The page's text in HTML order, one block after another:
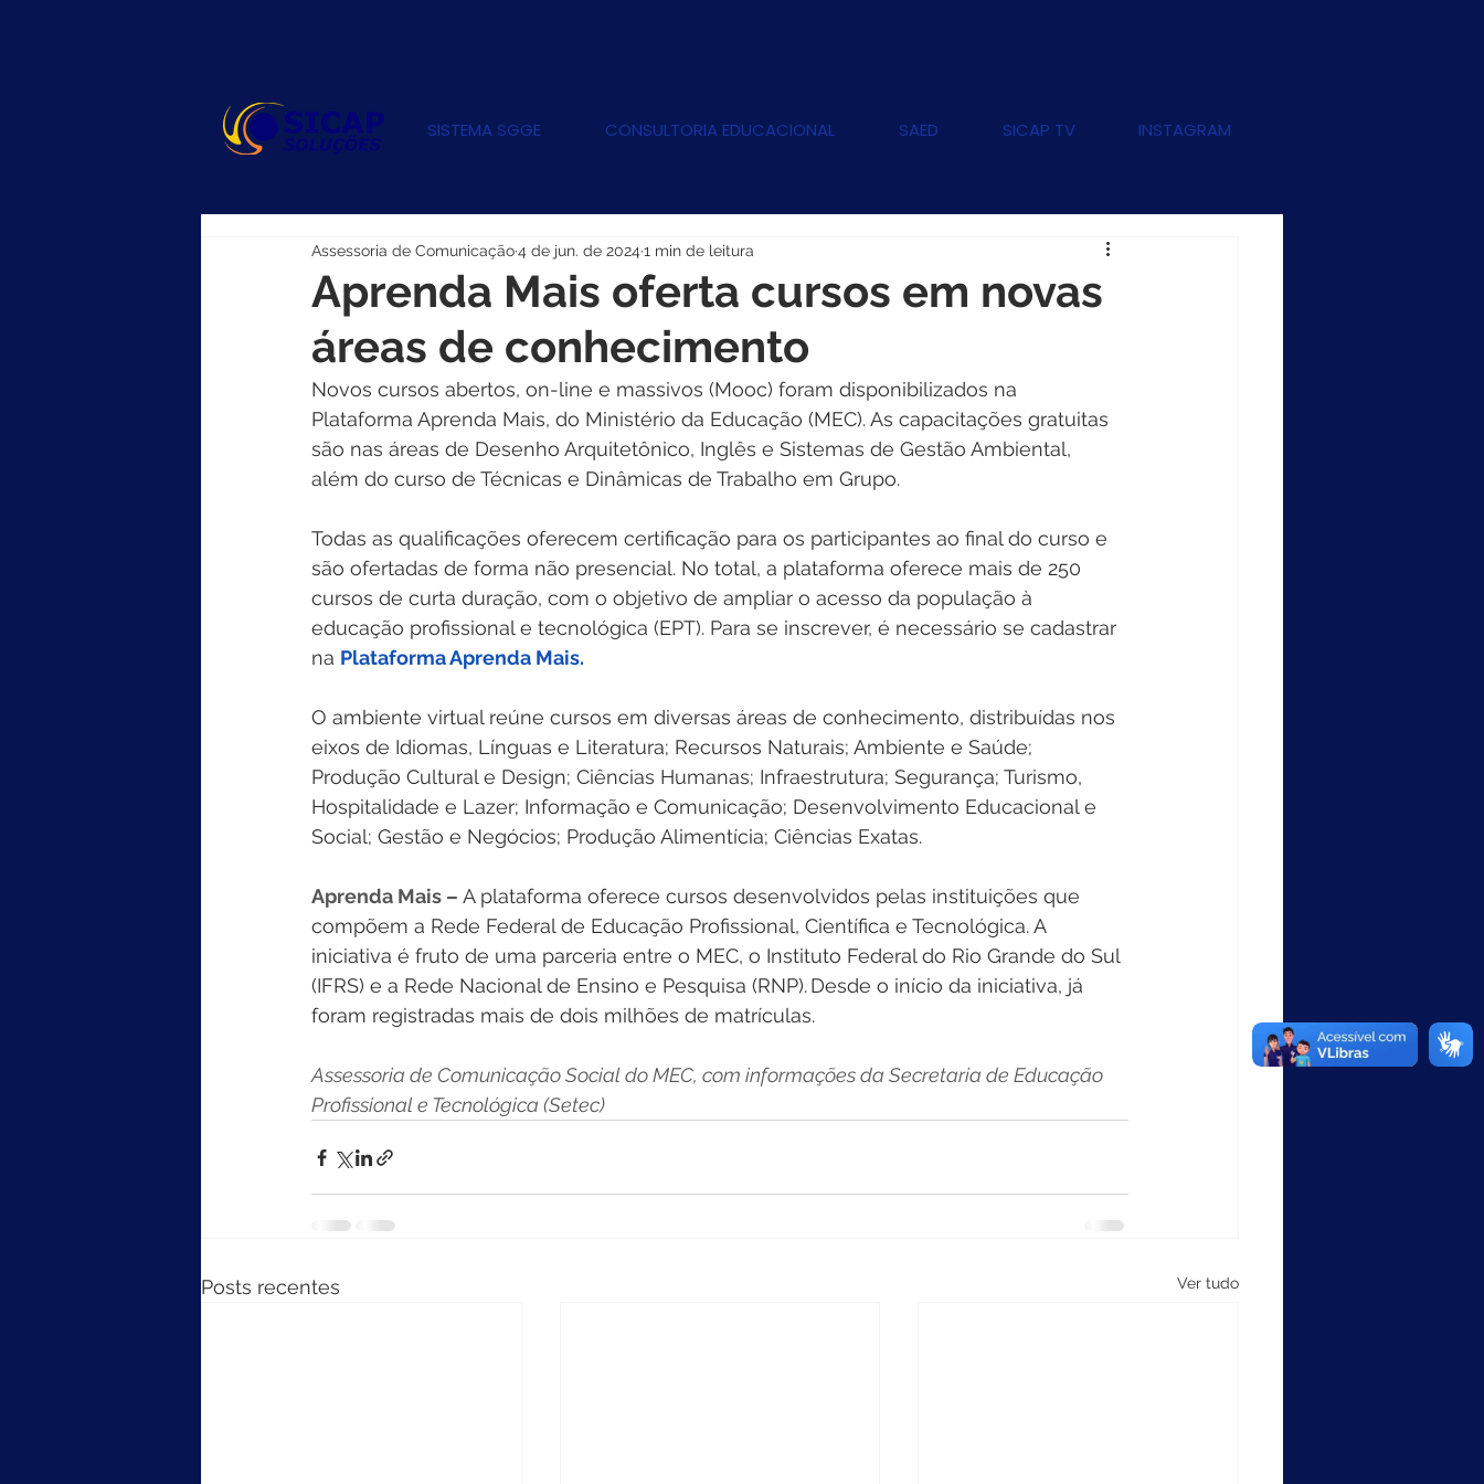
SISTEMA SGGE CONSULTORIA EDUCACIONAL SAED SICAP TV INSTAGRAM
Aprenda Mais oferta cursos em novas
áreas de conhecimento
Assessoria de Comunicação4 de jun. de 2024 1 min de leitura
Novos cursos abertos, on-line e massivos (Mooc) foram disponibilizados na
Plataforma Aprenda Mais, do Ministério da Educação (MEC). As capacitações gratuitas
são nas áreas de Desenho Arquitetônico, Inglês e Sistemas de Gestão Ambiental,
além do curso de Técnicas e Dinâmicas de Trabalho em Grupo.
Todas as qualificações oferecem certificação para os participantes ao final do curso e
são ofertadas de forma não presencial. No total, a plataforma oferece mais de 250
cursos de curta duração, com o objetivo de ampliar o acesso da população à
educação profissional e tecnológica (EPT). Para se inscrever, é necessário se cadastrar
na Plataforma Aprenda Mais.
O ambiente virtual reúne cursos em diversas áreas de conhecimento, distribuídas nos
eixos de Idiomas, Línguas e Literatura; Recursos Naturais; Ambiente e Saúde;
Produção Cultural e Design; Ciências Humanas; Infraestrutura; Segurança; Turismo,
Hospitalidade e Lazer; Informação e Comunicação; Desenvolvimento Educacional e
Social; Gestão e Negócios; Produção Alimentícia; Ciências Exatas.
Aprenda Mais – A plataforma oferece cursos desenvolvidos pelas instituições que
compõem a Rede Federal de Educação Profissional, Científica e Tecnológica. A
iniciativa é fruto de uma parceria entre o MEC, o Instituto Federal do Rio Grande do Sul
(IFRS) e a Rede Nacional de Ensino e Pesquisa (RNP). Desde o início da iniciativa, já
foram registradas mais de dois milhões de matrículas.
Assessoria de Comunicação Social do MEC, com informações da Secretaria de Educação
Profissional e Tecnológica (Setec)
Posts recentes Ver tudo